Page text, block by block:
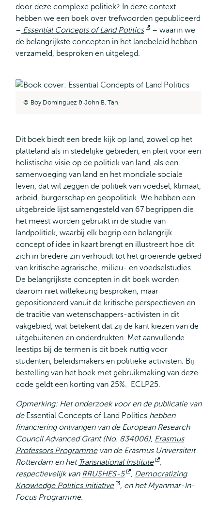
door deze complexe politiek? In deze context
hebben we een boek over trefwoorden gepubliceerd
– Essential Concepts of Land Politics
Opent
extern
– waarin we
de belangrijkste concepten in het landbeleid hebben
verzameld, besproken en uitgelegd.
Boy Dominguez & John B. Tan
Dit boek biedt een brede kijk op land, zowel op het
platteland als in stedelijke gebieden, en pleit voor een
holistische visie op de politiek van land, als een
samenvoeging van land en het mondiale sociale
leven, dat wil zeggen de politiek van voedsel, klimaat,
arbeid, burgerschap en geopolitiek. We hebben een
uitgebreide lijst samengesteld van 67 begrippen die
het meest worden gebruikt in de studie van
landpolitiek, waarbij elk begrip een belangrijk
concept of idee in kaart brengt en illustreert hoe dit
zich in bredere zin verhoudt tot het groeiende gebied
van kritische agrarische, milieu- en voedselstudies.
De belangrijkste concepten in dit boek worden
daarom niet willekeurig besproken, maar
gepositioneerd vanuit de kritische perspectieven en
de traditie van wetenschappers-activisten in dit
vakgebied, wat betekent dat zij de kant kiezen van de
uitgebuitenen en onderdrukten. Met aanvullende
leestips bij de termen is dit boek nuttig voor
studenten, beleidsmakers en politieke activisten. Bij
bestelling van het boek met gebruikmaking van deze
code geldt een korting van 25%. ECLP25.
Opmerking: Het onderzoek voor en de publicatie van
de Essential Concepts of Land Politics hebben
financiering ontvangen van de European Research
Council Advanced Grant (No. 834006), Erasmus
Professors Programmevan de Erasmus Universiteit
Rotterdam en het Transnational Institute
Opent
extern
,
respectievelijk van RRUSHES-5
Opent
extern
, Democratizing
Knowledge Politics Initiative
Opent
, en het Myanmar-In-
Focus Programme.